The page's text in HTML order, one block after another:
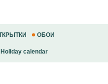
ОБОИ
calendar